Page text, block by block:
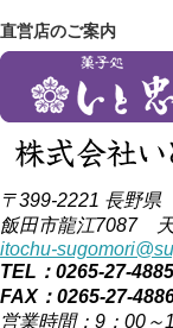
直営店のご案内
〒399-2221 長野県
飯田市龍江7087
itochu-
TEL：0265-27-4885
FAX：0265-27-
営業時間：9：00～